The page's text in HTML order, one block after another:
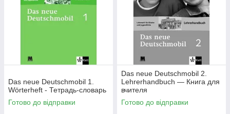
Das neue Deutschmobil 1.
Wörterheft - Тетрадь-словарь
Готово до відправки
Das neue Deutschmobil 2.
Lehrerhandbuch — Книга для
вчителя
Готово до відправки